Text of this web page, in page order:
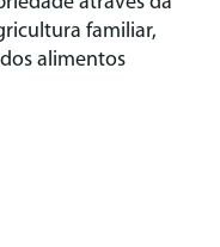
familiar,
alimentos